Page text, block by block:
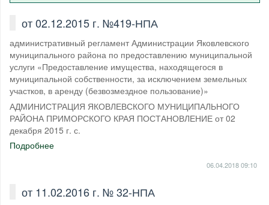
от 02.12.2015 г. №419-НПА
административный регламент Администрации Яковлевского
муниципального района по предоставлению муниципальной
услуги «Предоставление имущества, находящегося в
муниципальной собственности, за исключением земельных
участков, в аренду (безвозмездное пользование)»
АДМИНИСТРАЦИЯ ЯКОВЛЕВСКОГО МУНИЦИПАЛЬНОГО
РАЙОНА ПРИМОРСКОГО КРАЯ ПОСТАНОВЛЕНИЕ от 02
декабря 2015 г. с.
Подробнее
06.04.201809:10
от 11.02.2016 г. № 32-НПА